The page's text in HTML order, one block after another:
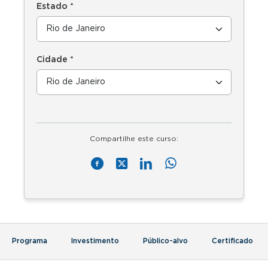
Estado *
Cidade *
Compartilhe este curso:
Programa Investimento Público-alvo Certificado